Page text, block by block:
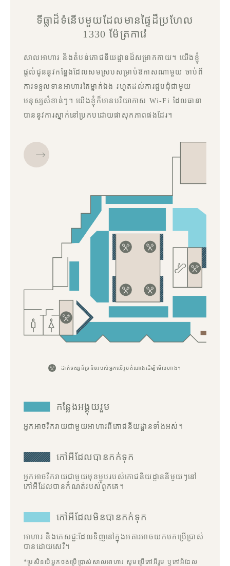
ទីធ្លាដ៏ទំនើបមួយដែលមានផ្ទៃដីប្រហែល
1330 ម៉ែត្រការ៉េ
សាលអាហារ និងតំបន់ភោជនីយដ្ឋានដ៏សម្រាកកាយ។ យើងខ្ញុំ
ផ្តល់ជូននូវកន្លែងដែលសមស្របសម្រាប់ឱកាសណាមួយ ចាប់ពី
ការទទួលទានអាហារតែម្នាក់ឯង រហូតដល់ការជួបជុំជាមួយ
មនុស្សសំខាន់ៗ។ យើងខ្ញុំក៏មានបរិយាកាស Wi-Fi ដែលធានា
បាននូវការស្នាក់នៅប្រកបដោយផាសុកភាពផងដែរ។
ដាក់​ទស្សន៍ទ្រនិច​របស់​អ្នក​លើ​រូបតំណាង​ដើម្បី​មើល​ហាង។
កន្លែងអង្គុយរួម
អ្នកអាចរីករាយជាមួយអាហារពីភោជនីយដ្ឋានទាំងអស់។
កៅអីដែលបានកក់ទុក
អ្នកអាចរីករាយជាមួយមុខម្ហូបរបស់ភោជនីយដ្ឋាននីមួយៗនៅ
កៅអីដែលបានកំណត់របស់ពួកគេ។
កៅអីដែលមិនបានកក់ទុក
អាហារ និងភេសជ្ជៈដែលទិញនៅក្នុងអគារអាចយកមកប្រើប្រាស់
បានដោយសេរី។
*ប្រសិនបើអ្នកចង់ប្រើប្រាស់សាលអាហារ សូមប្រើកៅអីរួម ឬកៅអីដែល